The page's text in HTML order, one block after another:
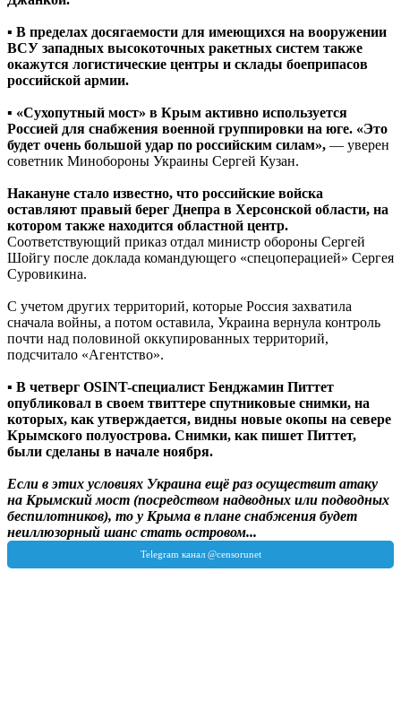
▪️ В пределах досягаемости для имеющихся на вооружении
ВСУ западных высокоточных ракетных систем также
окажутся логистические центры и склады боеприпасов
российской армии.
▪️ «Сухопутный мост» в Крым активно используется
Россией для снабжения военной группировки на юге. «Это
будет очень большой удар по российским силам», — уверен
советник Минобороны Украины Сергей Кузан.
Накануне стало известно, что российские войска
оставляют правый берег Днепра в Херсонской области, на
котором также находится областной центр.
Соответствующий приказ отдал министр обороны Сергей
Шойгу после доклада командующего «спецоперацией» Сергея
Суровикина.
С учетом других территорий, которые Россия захватила
сначала войны, а потом оставила, Украина вернула контроль
почти над половиной оккупированных территорий,
подсчитало «Агентство».
▪️ В четверг OSINT-специалист Бенджамин Питтет
опубликовал в своем твиттере спутниковые снимки, на
которых, как утверждается, видны новые окопы на севере
Крымского полуострова. Снимки, как пишет Питтет,
были сделаны в начале ноября.
Если в этих условиях Украина ещё раз осуществит атаку
на Крымский мост (посредством надводных или подводных
беспилотников), то у Крыма в плане снабжения будет
неиллюзорный шанс стать островом...